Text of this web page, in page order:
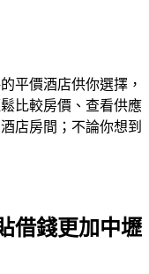
平價酒店供你選擇，
比較房價、查看供應
店房間；不論你想到
借錢更加中壢